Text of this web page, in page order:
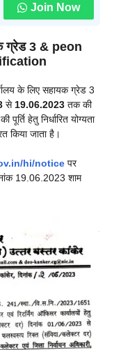
Join Now
ग्रेड 3 & peon
के लिए सहायक ग्रेड 3
से19.06.2023 तक की
हेतु निर्धारित योग्यता
किया जाता है।
hi/notice पर
19.06.2023 शाम